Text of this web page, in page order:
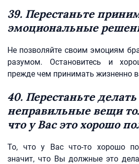
39. Перестаньте
эмоциональные
Не позволяйте своим эмоциям
разумом. Остановитесь и
прежде чем принимать жизненно
40. Перестаньте делать
неправильные вещи
что у Вас это хорошо
То, что у Вас что-то хорошо
значит, что Вы должные это